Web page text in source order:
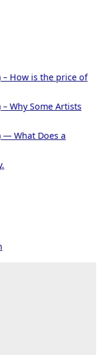
– How is the price of
– Why Some Artists
— What Does a